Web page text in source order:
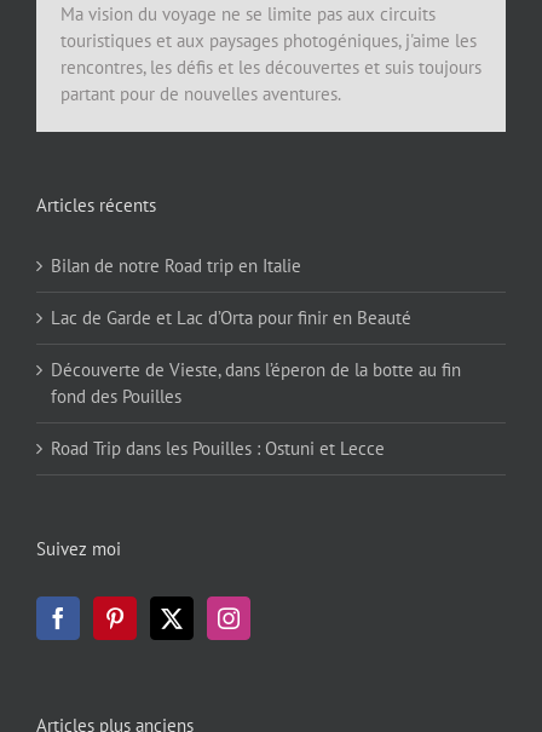
Ma vision du voyage ne se limite pas aux circuits
touristiques et aux paysages photogéniques, j'aime les
rencontres, les défis et les découvertes et suis toujours
partant pour de nouvelles aventures.
Articles récents
Bilan de notre Road trip en Italie
Lac de Garde et Lac d’Orta pour finir en Beauté
Découverte de Vieste, dans l’éperon de la botte au fin
fond des Pouilles
Road Trip dans les Pouilles : Ostuni et Lecce
Suivez moi
Articles plus anciens